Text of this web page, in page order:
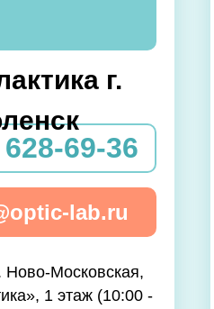
69-36
lab.ru
г.
Ново-Московская,
1 этаж (10:00 -